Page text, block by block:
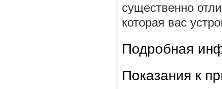
существенно
которая вас
Подробная
Показания к